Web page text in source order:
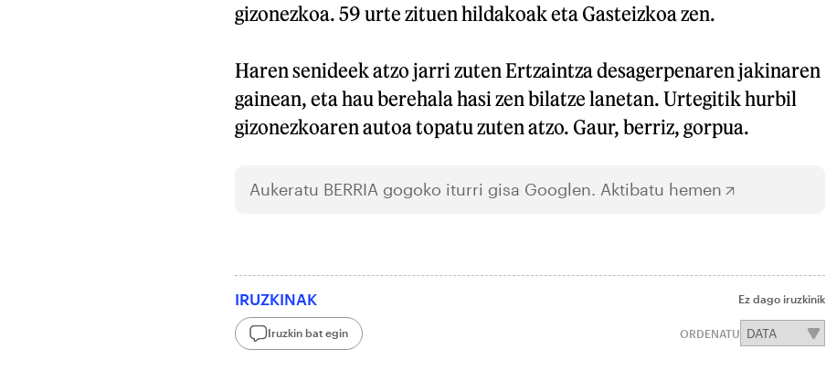
gizonezkoa. 59 urte zituen hildakoak eta Gasteizkoa zen.
Haren senideek atzo jarri zuten Ertzaintza desagerpenaren jakinaren
gainean, eta hau berehala hasi zen bilatze lanetan. Urtegitik hurbil
gizonezkoaren autoa topatu zuten atzo. Gaur, berriz, gorpua.
Aukeratu BERRIA gogoko iturri gisa Googlen. Aktibatu hemen
IRUZKINAK Ez dago iruzkinik
Iruzkin bat egin ORDENATU